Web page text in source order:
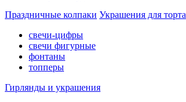
Праздничные колпаки Украшения для торта
свечи-цифры
свечи фигурные
фонтаны
топперы
Гирлянды и украшения